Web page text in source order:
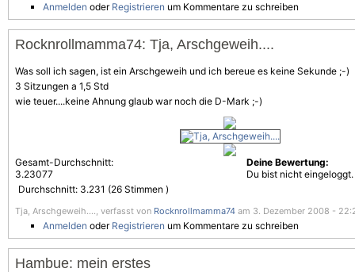
Anmelden oder Registrieren um Kommentare zu schreiben
Rocknrollmamma74: Tja, Arschgeweih....
Was soll ich sagen, ist ein Arschgeweih und ich bereue es keine Sekunde ;-)
3 Sitzungen a 1,5 Std
wie teuer....keine Ahnung glaub war noch die D-Mark ;-)
Gesamt-Durchschnitt:
3.23077
Durchschnitt: 3.231 (26 Stimmen )
Deine Bewertung:
Du bist nicht eingeloggt.
Tja, Arschgeweih...., verfasst von Rocknrollmamma74 am 3. Dezember 2008 -
Anmelden oder Registrieren um Kommentare zu schreiben
Hambue: mein erstes